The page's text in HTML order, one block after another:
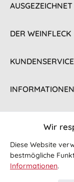
AUSGEZEICHNET
DER WEINFLECK
KUNDENSERVICE
INFORMATIONEN
FOLGE UNS
Wir
Diese Website
bestmögliche
Informationen.